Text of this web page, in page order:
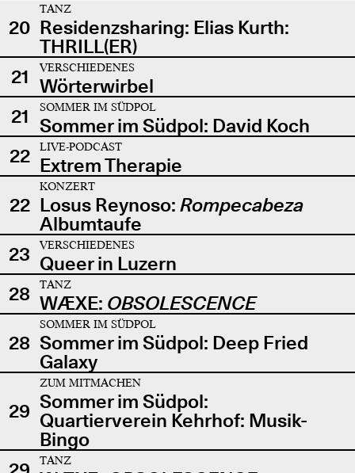
20
TANZ
Residenzsharing: Elias Kurth:
THRILL(ER)
21
VERSCHIEDENES
Wörterwirbel
21
SOMMER IM SÜDPOL
Sommer im Südpol: David Koch
22
LIVE-PODCAST
Extrem Therapie
22
KONZERT
Losus Reynoso: Rompecabeza
Albumtaufe
23
VERSCHIEDENES
Queer in Luzern
28
TANZ
WÆXE: OBSOLESCENCE
28
SOMMER IM SÜDPOL
Sommer im Südpol: Deep Fried
Galaxy
29
ZUM MITMACHEN
Sommer im Südpol:
Quartierverein Kehrhof: Musik-
Bingo
TANZ